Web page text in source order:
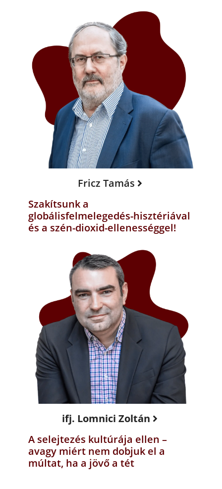
Fricz Tamás
Szakítsunk a
globálisfelmelegedés-hisztériával
és a szén-dioxid-ellenességgel!
ifj. Lomnici Zoltán
A selejtezés kultúrája ellen –
avagy miért nem dobjuk el a
múltat, ha a jövő a tét